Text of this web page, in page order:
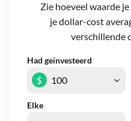
Zie hoeveel waarde
je dollar-cost
verschillende
Had geïnvesteerd
Elke
$